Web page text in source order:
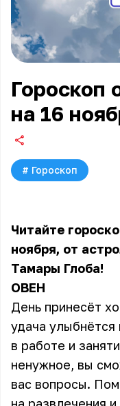
Гороскоп
на 16
# Гороскоп
Читайте
ноября, от
Тамары Глоба!
ОВЕН
День принесёт
удача
в работе и
ненужное, вы
вас вопросы.